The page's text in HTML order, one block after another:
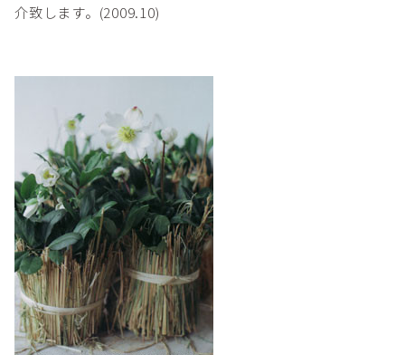
介致します。(2009.10)